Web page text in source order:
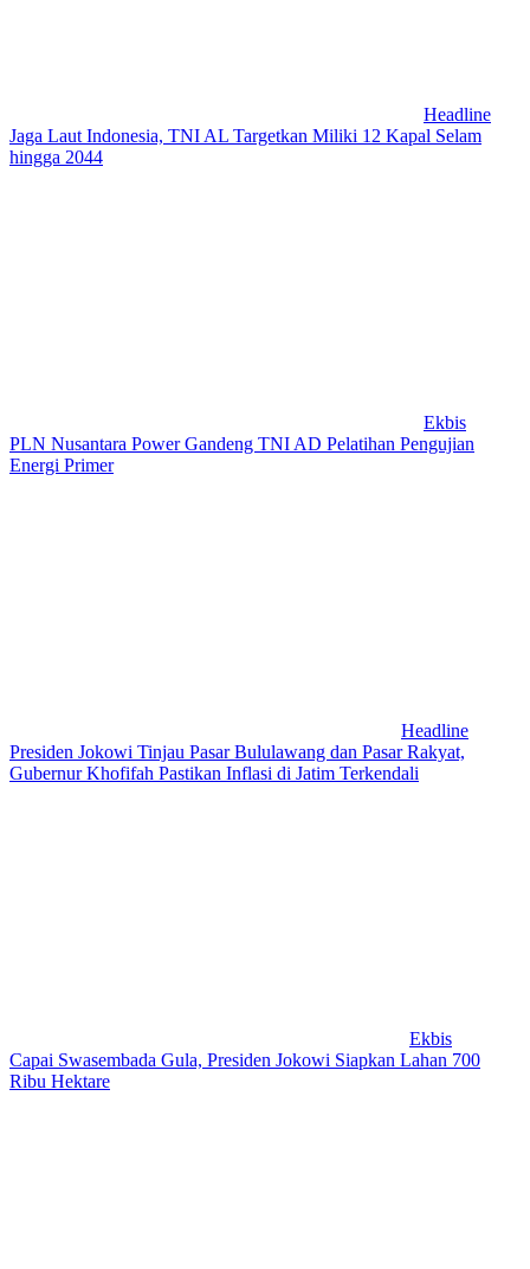
Headline
Jaga Laut Indonesia, TNI AL Targetkan Miliki 12 Kapal Selam
hingga 2044
Ekbis
PLN Nusantara Power Gandeng TNI AD Pelatihan Pengujian
Energi Primer
Headline
Presiden Jokowi Tinjau Pasar Bululawang dan Pasar Rakyat,
Gubernur Khofifah Pastikan Inflasi di Jatim Terkendali
Ekbis
Capai Swasembada Gula, Presiden Jokowi Siapkan Lahan 700
Ribu Hektare